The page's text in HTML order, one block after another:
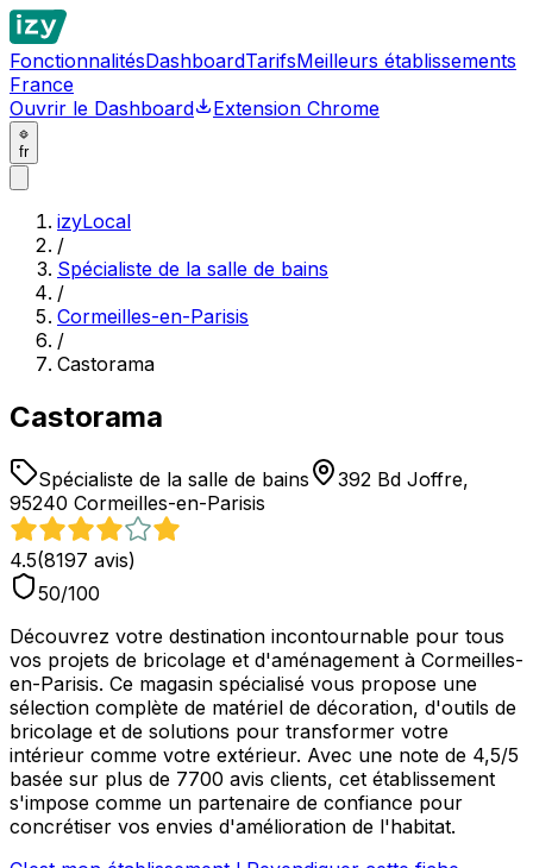
FonctionnalitésDashboardTarifsMeilleurs établissements
France
Ouvrir le Dashboard
Extension Chrome
fr
izyLocal
/
Spécialiste de la salle de bains
/
Cormeilles-en-Parisis
/
Castorama
Castorama
Spécialiste de la salle de bains
392 Bd Joffre,
95240 Cormeilles-en-Parisis
4.5(8197 avis)
50/100
Découvrez votre destination incontournable pour tous
vos projets de bricolage et d'aménagement à Cormeilles-
en-Parisis. Ce magasin spécialisé vous propose une
sélection complète de matériel de décoration, d'outils de
bricolage et de solutions pour transformer votre
intérieur comme votre extérieur. Avec une note de 4,5/5
basée sur plus de 7700 avis clients, cet établissement
s'impose comme un partenaire de confiance pour
concrétiser vos envies d'amélioration de l'habitat.